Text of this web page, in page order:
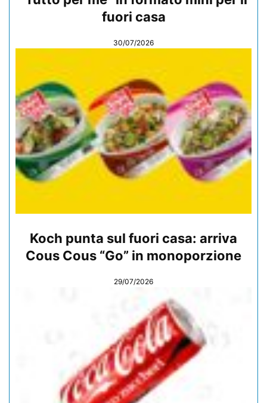
fuori casa
30/07/2026
Koch punta sul fuori casa: arriva
Cous Cous “Go” in monoporzione
29/07/2026